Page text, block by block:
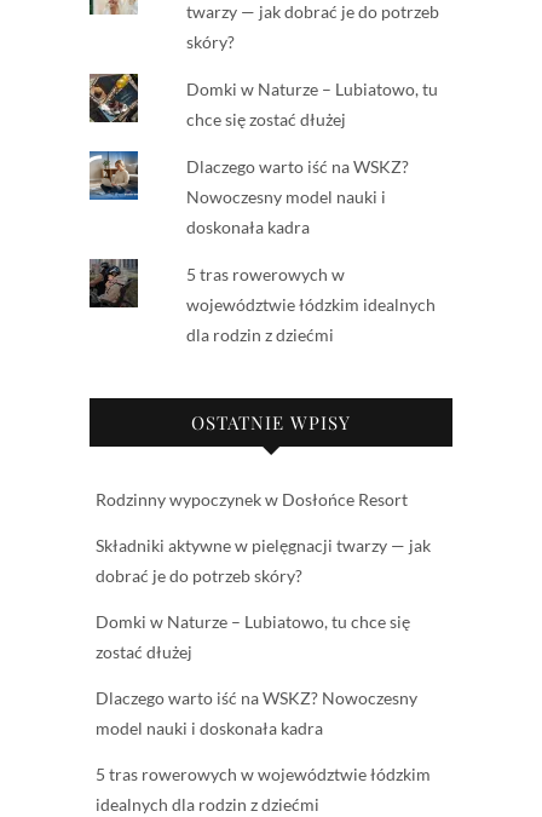
twarzy — jak dobrać je do potrzeb
skóry?
Domki w Naturze – Lubiatowo, tu
chce się zostać dłużej
Dlaczego warto iść na WSKZ?
Nowoczesny model nauki i
doskonała kadra
5 tras rowerowych w
województwie łódzkim idealnych
dla rodzin z dziećmi
OSTATNIE WPISY
Rodzinny wypoczynek w Dosłońce Resort
Składniki aktywne w pielęgnacji twarzy — jak
dobrać je do potrzeb skóry?
Domki w Naturze – Lubiatowo, tu chce się
zostać dłużej
Dlaczego warto iść na WSKZ? Nowoczesny
model nauki i doskonała kadra
5 tras rowerowych w województwie łódzkim
idealnych dla rodzin z dziećmi